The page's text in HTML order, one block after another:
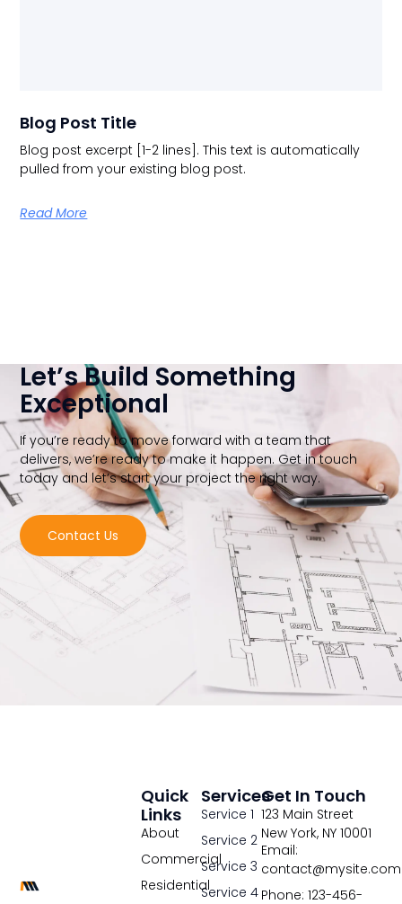
Blog Post Title
Blog post excerpt [1-2 lines]. This text is automatically
pulled from your existing blog post.
Read More
Let’s Build Something
Exceptional
If you’re ready to move forward with a team that
delivers, we’re ready to make it happen. Get in touch
today and let’s start your project the right way.
Contact Us
Services
Service 1
Service 2
Service 3
Service 4
Quick
Links
About
Commercial
Residential
Get In Touch
123 Main Street
New York, NY 10001
Email:
contact@mysite.com
Phone: 123-456-